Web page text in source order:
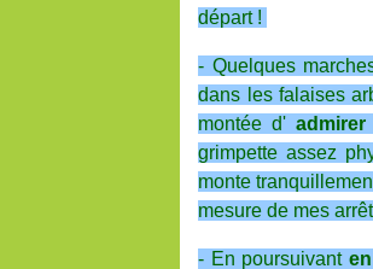
départ !
- Quelques
dans les falaises
montée d'
grimpette assez
monte
mesure de mes
- En poursuivant